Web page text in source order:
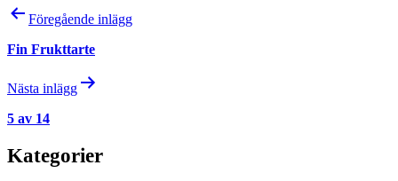
Inläggsnavigering
Föregående inlägg
Fin Frukttarte
Nästa inlägg
5 av 14
Kategorier